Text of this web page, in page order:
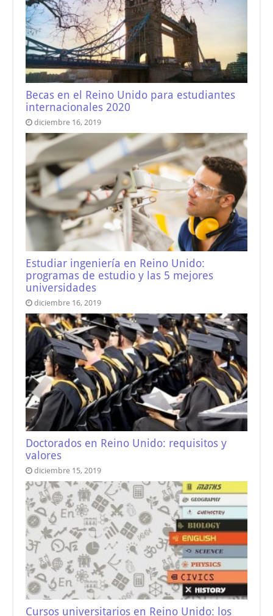
Becas en el Reino Unido para estudiantes
internacionales 2020
diciembre 16, 2019
Estudiar ingeniería en Reino Unido:
programas de estudio y las 5 mejores
universidades
diciembre 16, 2019
Doctorados en Reino Unido: requisitos y
valores
diciembre 15, 2019
Cursos universitarios en Reino Unido: los